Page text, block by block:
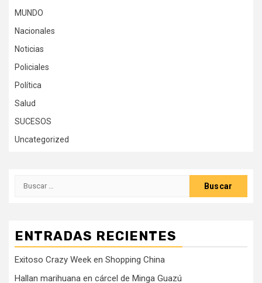
MUNDO
Nacionales
Noticias
Policiales
Política
Salud
SUCESOS
Uncategorized
Buscar:
ENTRADAS RECIENTES
Exitoso Crazy Week en Shopping China
Hallan marihuana en cárcel de Minga Guazú